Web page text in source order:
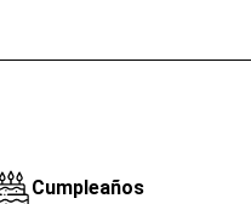
Cumpleaños